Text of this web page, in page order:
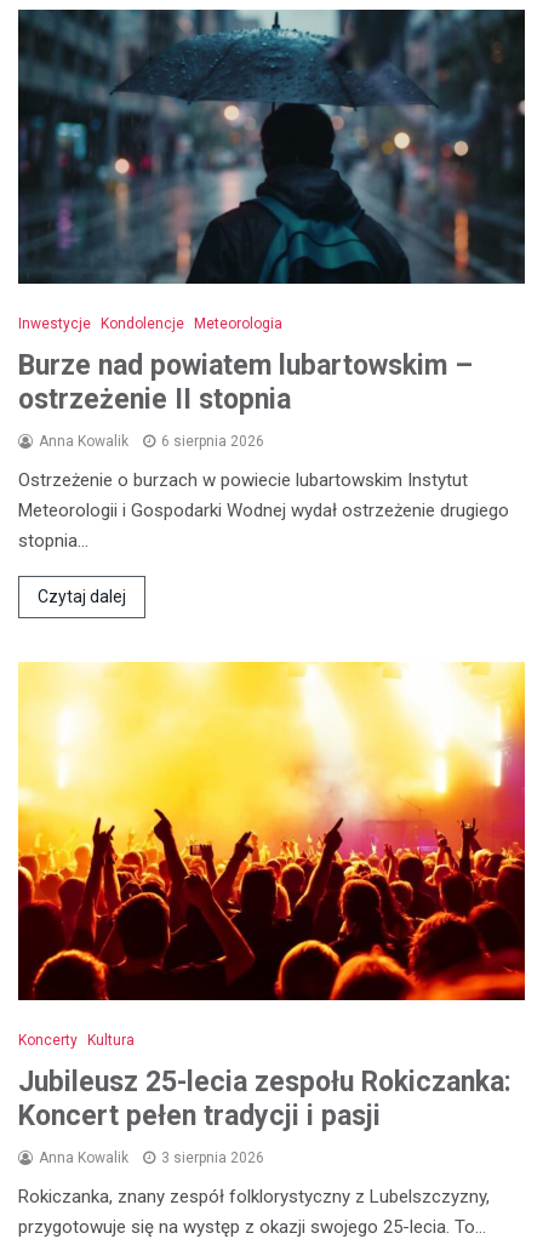
Inwestycje Kondolencje Meteorologia
Burze nad powiatem lubartowskim –
ostrzeżenie II stopnia
Anna Kowalik 6 sierpnia 2026
Ostrzeżenie o burzach w powiecie lubartowskim Instytut
Meteorologii i Gospodarki Wodnej wydał ostrzeżenie drugiego
stopnia…
Czytaj dalej
Koncerty Kultura
Jubileusz 25-lecia zespołu Rokiczanka:
Koncert pełen tradycji i pasji
Anna Kowalik 3 sierpnia 2026
Rokiczanka, znany zespół folklorystyczny z Lubelszczyzny,
przygotowuje się na występ z okazji swojego 25-lecia. To…